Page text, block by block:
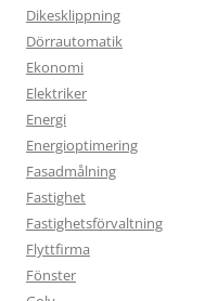
Dikesklippning
Dörrautomatik
Ekonomi
Elektriker
Energi
Energioptimering
Fasadmålning
Fastighet
Fastighetsförvaltning
Flyttfirma
Fönster